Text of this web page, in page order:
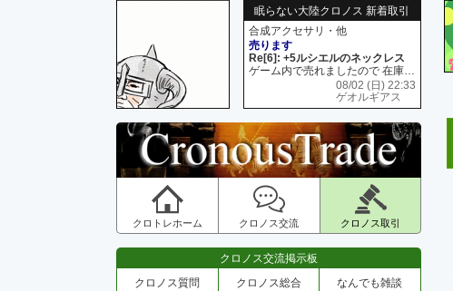
眠らない大陸クロノス 新着取引
合成アクセサリ・他
売ります
Re[6]: +5ルシエルのネックレス
ゲーム内で売れましたので 在庫がネク1 リング4 となります リングのお値段は80G といたします
08/02 (日) 22:33
ゲオルギアス
クロトレホーム クロノス交流 クロノス取引
クロノス交流掲示板
クロノス質問
クロノス総合 なんでも雑談